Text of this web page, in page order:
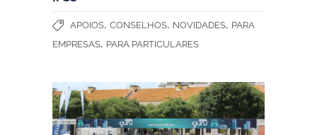
APOIOS, CONSELHOS, NOVIDADES, PARA
EMPRESAS, PARA PARTICULARES